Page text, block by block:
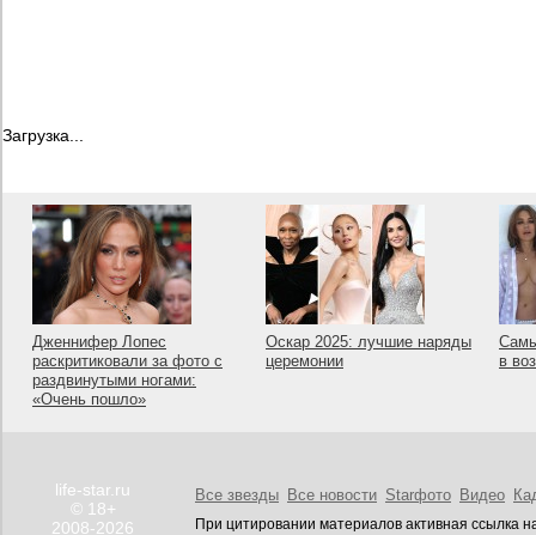
Загрузка...
Дженнифер Лопес
раскритиковали за фото с
раздвинутыми ногами:
«Очень пошло»
Оскар 2025: лучшие наряды
церемонии
в
life-star.ru
© 18+
2008-2026
Все звезды Все новости Starфото Видео
При цитировании материалов активная ссылка